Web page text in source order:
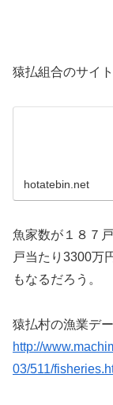
猿払組合のサイ
hotatebin.net
魚家数が１８７
戸当たり3300万
もなるだろう。
猿払村の漁業デ
http://
03/511/